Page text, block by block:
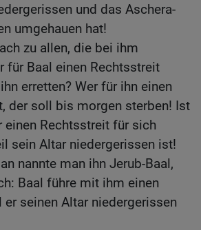
und das Aschera-
umgehauen hat!
zu allen, die bei ihm
für Baal einen Rechtsstreit
erretten? Wer für ihn einen
der soll bis morgen sterben! Ist
einen Rechtsstreit für sich
sein Altar niedergerissen ist!
nannte man ihn Jerub-Baal,
Baal führe mit ihm einen
seinen Altar niedergerissen